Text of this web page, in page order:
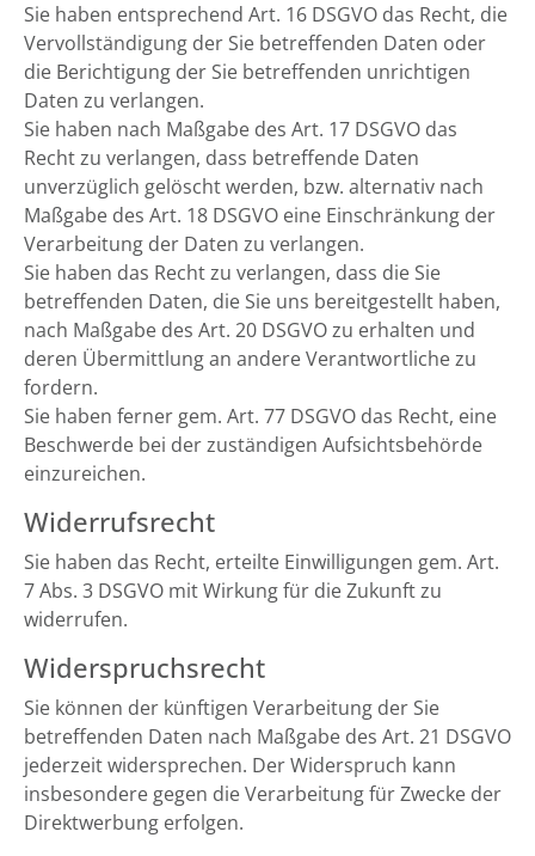
Sie haben entsprechend Art. 16 DSGVO das Recht, die
Vervollständigung der Sie betreffenden Daten oder
die Berichtigung der Sie betreffenden unrichtigen
Daten zu verlangen.
Sie haben nach Maßgabe des Art. 17 DSGVO das
Recht zu verlangen, dass betreffende Daten
unverzüglich gelöscht werden, bzw. alternativ nach
Maßgabe des Art. 18 DSGVO eine Einschränkung der
Verarbeitung der Daten zu verlangen.
Sie haben das Recht zu verlangen, dass die Sie
betreffenden Daten, die Sie uns bereitgestellt haben,
nach Maßgabe des Art. 20 DSGVO zu erhalten und
deren Übermittlung an andere Verantwortliche zu
fordern.
Sie haben ferner gem. Art. 77 DSGVO das Recht, eine
Beschwerde bei der zuständigen Aufsichtsbehörde
einzureichen.
Widerrufsrecht
Sie haben das Recht, erteilte Einwilligungen gem. Art.
7 Abs. 3 DSGVO mit Wirkung für die Zukunft zu
widerrufen.
Widerspruchsrecht
Sie können der künftigen Verarbeitung der Sie
betreffenden Daten nach Maßgabe des Art. 21 DSGVO
jederzeit widersprechen. Der Widerspruch kann
insbesondere gegen die Verarbeitung für Zwecke der
Direktwerbung erfolgen.